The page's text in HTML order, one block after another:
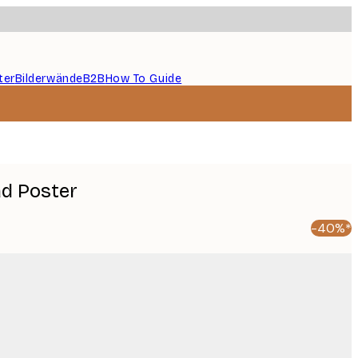
BilderwändeB2BHow To Guide
Poster
-40%*